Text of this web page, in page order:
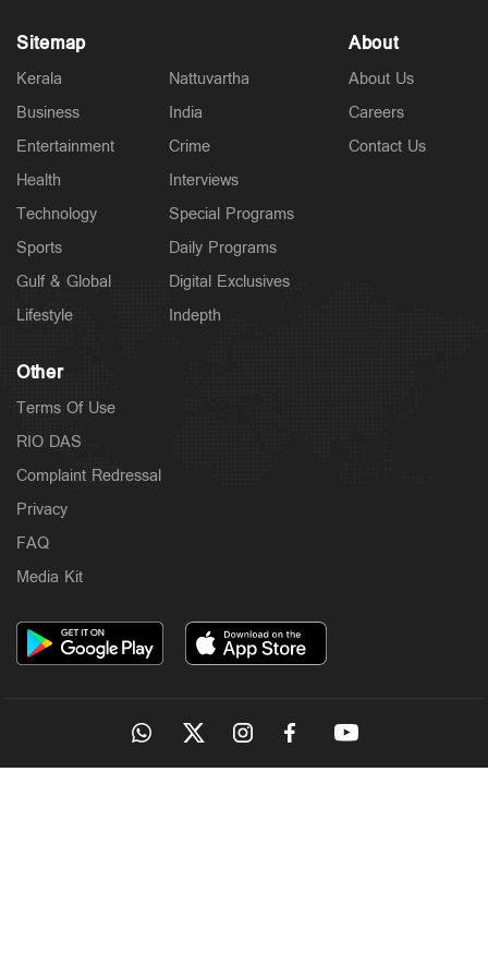
Sitemap
Kerala
Business
Entertainment
Health
Technology
Sports
Gulf & Global
Lifestyle
Nattuvartha
India
Crime
Interviews
Special Programs
Daily Programs
Digital Exclusives
Indepth
About
About Us
Careers
Contact Us
Other
Terms Of Use
RIO DAS
Complaint Redressal
Privacy
FAQ
Media Kit